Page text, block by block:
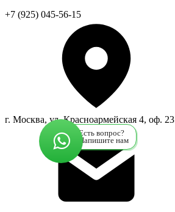
+7 (925) 045-56-15
г. Москва, ул. Красноармейская 4, оф. 23
Есть вопрос?
Напишите нам